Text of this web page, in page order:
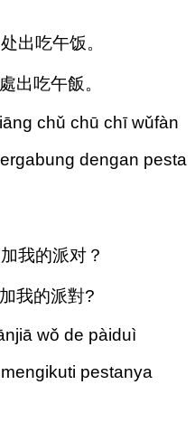
出吃午饭。
出吃午飯。
chǔ chū chī wǔfàn
dengan pesta
我的派对？
我的派對?
wǒ de pàiduì
pestanya